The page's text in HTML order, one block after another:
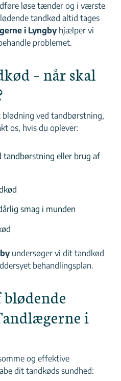
løse tænder og i værste
tandkød altid tages
i Lyngbyhjælper vi
problemet.
– når skal
ved tandbørstning,
os, hvis du oplever:
tandbørstning eller brug af
smag i munden
undersøger vi dit tandkød
behandlingsplan.
i
og effektive
dit tandkøds sundhed: